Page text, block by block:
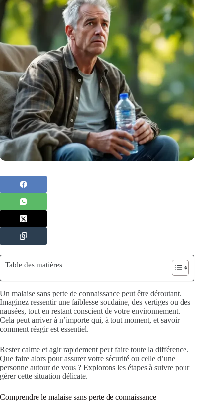
Table des matières
Un malaise sans perte de connaissance peut être déroutant.
Imaginez ressentir une faiblesse soudaine, des vertiges ou des
nausées, tout en restant conscient de votre environnement.
Cela peut arriver à n’importe qui, à tout moment, et savoir
comment réagir est essentiel.
Rester calme et agir rapidement peut faire toute la différence.
Que faire alors pour assurer votre sécurité ou celle d’une
personne autour de vous ? Explorons les étapes à suivre pour
gérer cette situation délicate.
Comprendre le malaise sans perte de connaissance